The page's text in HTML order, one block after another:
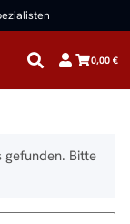
0,00 €
gefunden. Bitte